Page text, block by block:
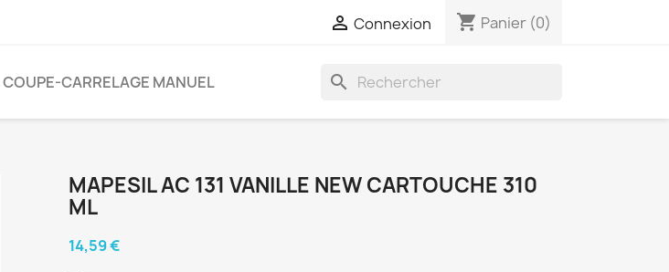
 Connexion shopping_cart Panier (0)
COUPE-CARRELAGE MANUEL search
MAPESIL AC 131 VANILLE NEW CARTOUCHE 310
ML
14,59 €